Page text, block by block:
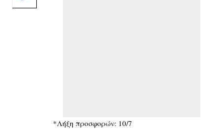
*Λήξη προσφορών: 10/7